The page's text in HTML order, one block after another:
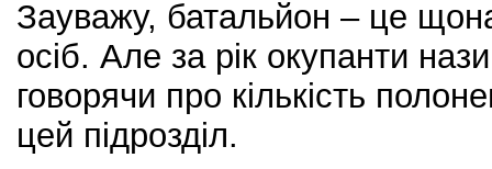
Зауважу, батальйон – це
осіб. Але за рік окупанти
говорячи про кількість
цей підрозділ.